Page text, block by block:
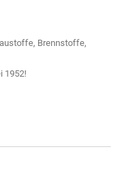
Brennstoffe,
1952!